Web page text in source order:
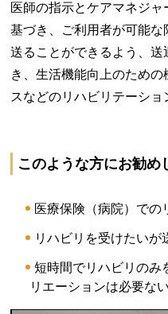
医師の指示とケアマネジ
基づき、ご利用者が可能
送ることができるよう、
き、生活機能向上のため
スなどのリハビリテーショ
このような方にお勧め
医療保険（病院）での
リハビリを受けたいが
短時間でリハビリのみ
リエーションは必要ない